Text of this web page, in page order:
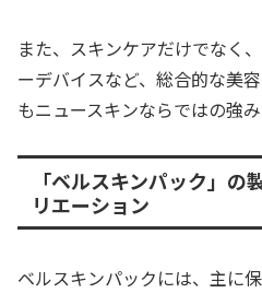
また、スキンケアだけでなく
ーデバイスなど、総合的な美
もニュースキンならではの強み
「ベルスキンパック」
リエーション
ベルスキンパックには、主に